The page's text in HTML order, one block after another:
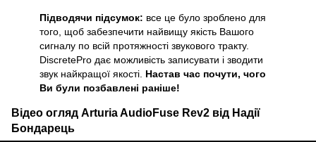
Підводячи підсумок: все це було зроблено для
того, щоб забезпечити найвищу якість Вашого
сигналу по всій протяжності звукового тракту.
DiscretePro дає можливість записувати і зводити
звук найкращої якості. Настав час почути, чого
Ви були позбавлені раніше!
Відео огляд Arturia AudioFuse Rev2 від Надії
Бондарець